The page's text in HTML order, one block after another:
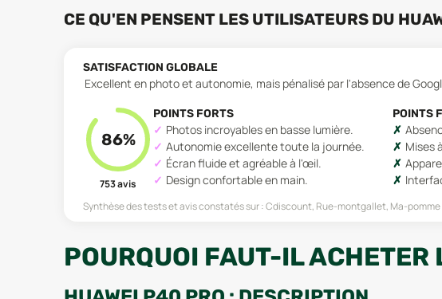
CE QU'EN PENSENT LES UTILISATEURS DU
SATISFACTION GLOBALE
Excellent en photo et autonomie, mais pénalisé par l'absence de
86%
753avis
POINTS FORTS
Photos incroyables en basse lumière.
Autonomie excellente toute la journée.
Écran fluide et agréable à l'œil.
Design confortable en main.
POINTS
Mises
Synthèse des tests et avis constatés sur :Cdiscount, Rue-montgallet, Ma-pomme
POURQUOI FAUT-IL